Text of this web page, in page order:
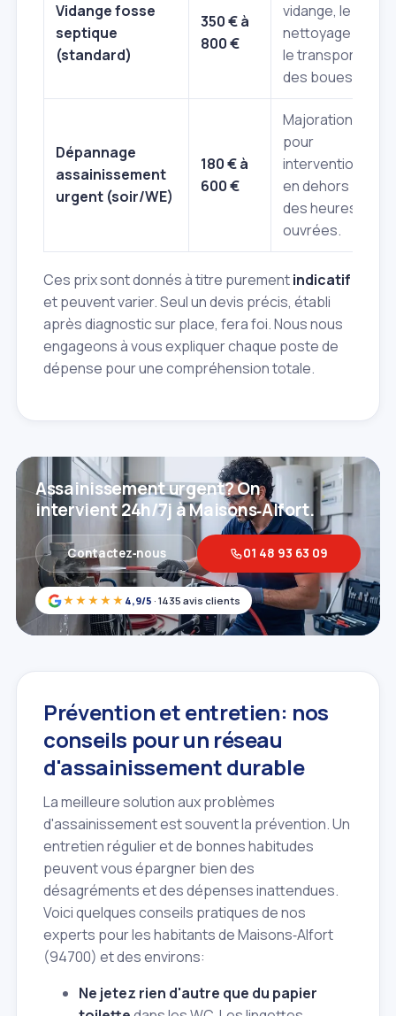
Vidange fosse
septique
(standard)
350 € à
800 €
vidange, le
nettoyage et
le transport
des boues.
Dépannage
assainissement
urgent (soir/WE)
180 € à
600 €
Majoration
pour
intervention
en dehors
des heures
ouvrées.
Ces prix sont donnés à titre purementindicatif
et peuvent varier. Seul un devis précis, établi
après diagnostic sur place, fera foi. Nous nous
engageons à vous expliquer chaque poste de
dépense pour une compréhension totale.
★★★★★ 4,9/5 · 1435 avis clients
Assainissement urgent? On
intervient 24h/7j à Maisons‑Alfort.
Contactez‑nous 01 48 93 63 09
Prévention et entretien: nos
conseils pour un réseau
d'assainissement durable
La meilleure solution aux problèmes
d'assainissement est souvent la prévention. Un
entretien régulier et de bonnes habitudes
peuvent vous épargner bien des
désagréments et des dépenses inattendues.
Voici quelques conseils pratiques de nos
experts pour les habitants de Maisons‑Alfort
(94700) et des environs:
Ne jetez rien d'autre que du papier